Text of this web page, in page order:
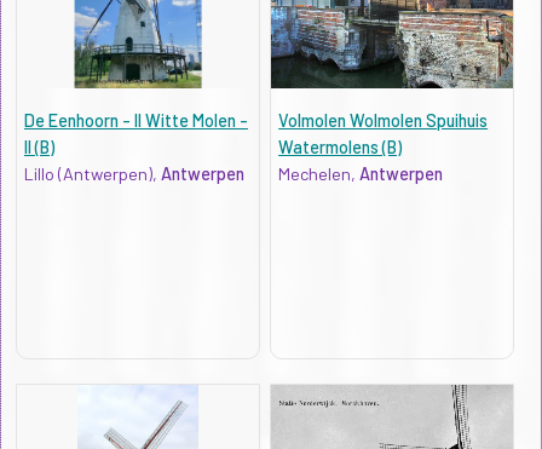
De Eenhoorn - II Witte Molen -
II (B)
Lillo (Antwerpen), Antwerpen
Volmolen Wolmolen Spuihuis
Watermolens (B)
Mechelen,Antwerpen